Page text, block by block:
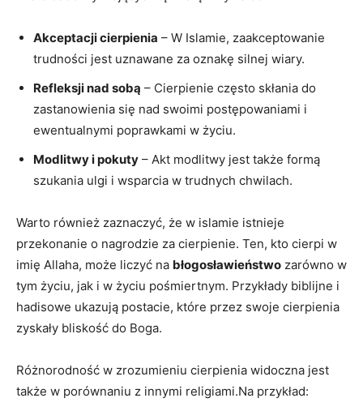
Akceptacji cierpienia – W Islamie, zaakceptowanie
trudności jest uznawane za⁣ oznakę ⁣silnej ⁣wiary.
Refleksji nad sobą – Cierpienie często ​skłania ‍do
zastanowienia się nad swoimi postępowaniami‍ i‍
ewentualnymi​ poprawkami w życiu.
Modlitwy i pokuty – Akt modlitwy jest także formą
szukania ulgi i wsparcia⁢ w trudnych ⁣chwilach.
Warto również zaznaczyć, że w islamie istnieje
przekonanie‌ o nagrodzie za cierpienie.⁤ Ten, kto cierpi⁣ w
imię Allaha, może liczyć na błogosławieństwo zarówno w
tym życiu, ‍jak i⁤ w życiu pośmiertnym. Przykłady biblijne i
hadisowe ukazują postacie, które przez swoje cierpienia
‌zyskały bliskość do Boga.
Różnorodność w zrozumieniu cierpienia widoczna ⁣jest‌
także w porównaniu z innymi religiami.Na przykład: